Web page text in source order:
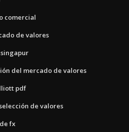
comercial
de valores
del mercado de valores
pdf
de valores
fx